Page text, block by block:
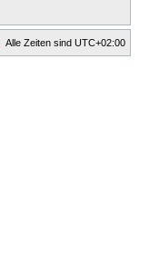
Alle Zeiten sind UTC+02:00